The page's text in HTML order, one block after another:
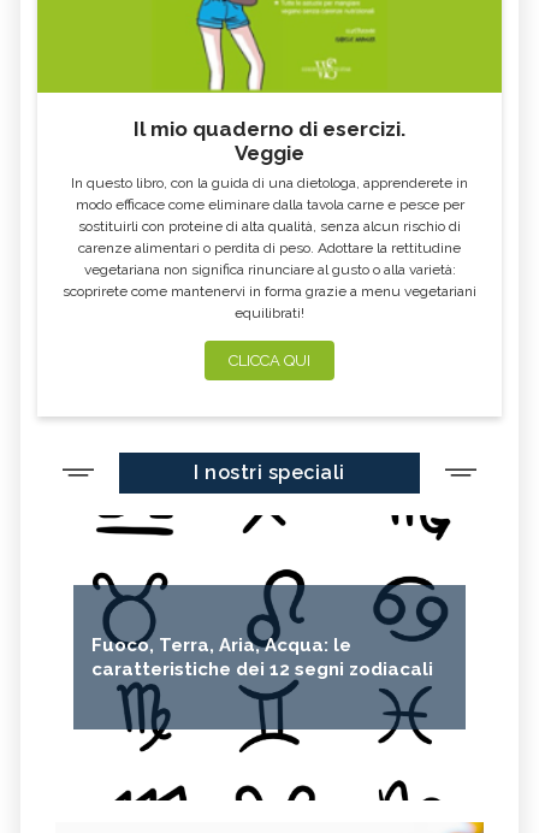
Il mio quaderno di esercizi.
Veggie
In questo libro, con la guida di una dietologa, apprenderete in
modo efficace come eliminare dalla tavola carne e pesce per
sostituirli con proteine di alta qualità, senza alcun rischio di
carenze alimentari o perdita di peso. Adottare la rettitudine
vegetariana non significa rinunciare al gusto o alla varietà:
scoprirete come mantenervi in forma grazie a menu vegetariani
equilibrati!
CLICCA QUI
I nostri speciali
Fuoco, Terra, Aria, Acqua: le
caratteristiche dei 12 segni zodiacali